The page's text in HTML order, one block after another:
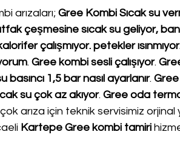
arızaları; Gree Kombi Sıcak su
çeşmesine sıcak su geliyor,
çalışmıyor. petekler ısınmıyor.
. Gree kombi sesli çalışıyor.
basıncı 1,5 bar nasıl ayarlanır.
su çok az akıyor. Gree oda
arıza için teknik servisimiz
Kartepe Gree kombi tamiri